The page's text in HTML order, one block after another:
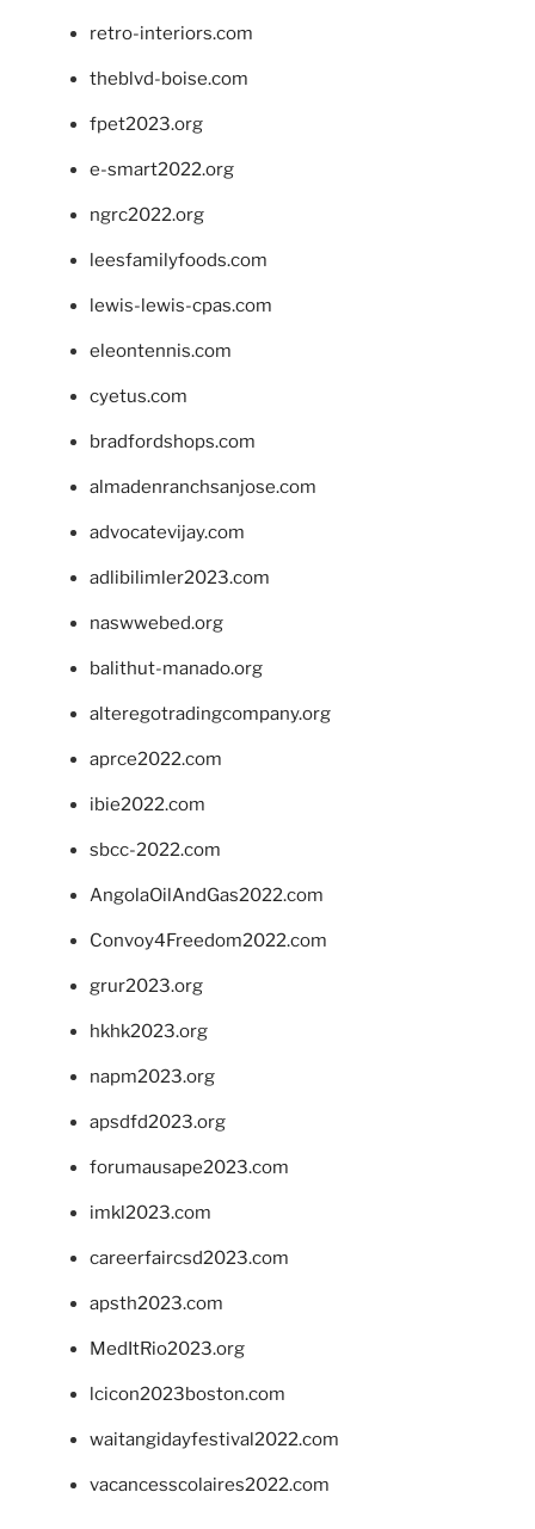
retro-interiors.com
theblvd-boise.com
fpet2023.org
e-smart2022.org
ngrc2022.org
leesfamilyfoods.com
lewis-lewis-cpas.com
eleontennis.com
cyetus.com
bradfordshops.com
almadenranchsanjose.com
advocatevijay.com
adlibilimler2023.com
naswwebed.org
balithut-manado.org
alteregotradingcompany.org
aprce2022.com
ibie2022.com
sbcc-2022.com
AngolaOilAndGas2022.com
Convoy4Freedom2022.com
grur2023.org
hkhk2023.org
napm2023.org
apsdfd2023.org
forumausape2023.com
imkl2023.com
careerfaircsd2023.com
apsth2023.com
MedItRio2023.org
lcicon2023boston.com
waitangidayfestival2022.com
vacancesscolaires2022.com